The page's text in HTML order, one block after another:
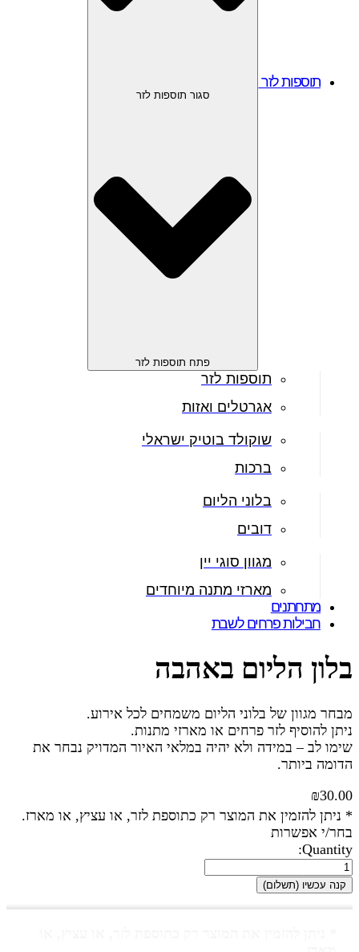
תוספות לזר
סגור תוספות לזר
פתח תוספות לזר
תוספות לזר
אגרטלים ואזות
שוקולד בוטיק ישראלי
ברכות
בלוני הליום
דובים
מגוון סוגי יין
מארזי מתנה מיוחדים
מתחתנים
חבילות פרחים לשבת
בלון הליום באהבה
מבחר מגוון של בלוני הליום משמחים לכל אירוע.
ניתן להוסיף לזר פרחים או מארזי מתנות.
שימו לב – במידה ולא יהיה במלאי האיור המדויק נבחר את
הדומה ביותר.
₪30.00
* ניתן להזמין את המוצר רק כתוספת לזר, או עציץ, או מארז.
בחר/י אפשרות
Quantity:
קנה עכשיו (תשלום)